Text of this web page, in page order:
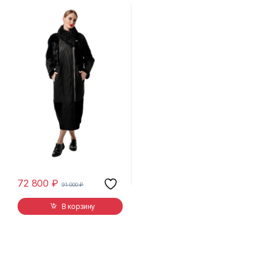
72 800₽ 91 000₽
В корзину